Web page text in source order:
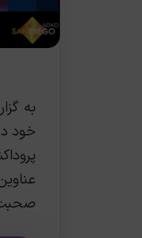
به
خود